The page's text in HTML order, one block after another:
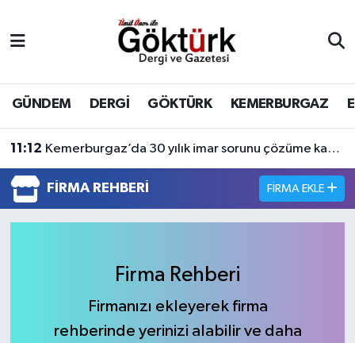
GÜNDEM DERGİ GÖKTÜRK KEMERBURGAZ
11:12 Kemerburgaz’da 30 yılık imar sorunu çözüme kavuşuyor
FIRMA REHBERI FIRMA EKLE
Firma Rehberi
Firmanızı ekleyerek firma
rehberinde yerinizi alabilir ve daha
BİLİM
DERGİ
DÜNYA
EĞİTİM
GÖKTÜRK
Eyüpsultan Hava Durumu
Eyüpsultan Trafik Yoğunluk Haritası
Süper Lig Puan Durumu ve Fikstür
Tüm Manşetler
Son Dakika Haberleri